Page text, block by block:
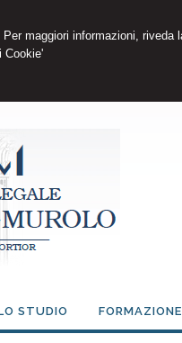
maggiori informazioni, riveda
Cookie'
STUDIO FORMAZIONE